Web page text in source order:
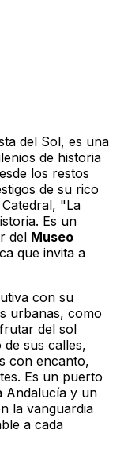
del Sol, es una
de historia
los restos
de su rico
"La
Es un
del Museo
que invita a
con su
urbanas, como
del sol
sus calles,
con encanto,
Es un puerto
Andalucía y un
la vanguardia
a cada